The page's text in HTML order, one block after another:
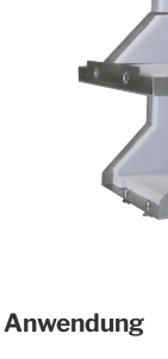
Anwendung